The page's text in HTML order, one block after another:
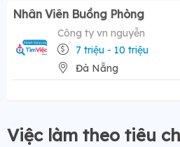
Nhân Viên Buồng Phòng
Công ty vn nguyễn
7 triệu - 10 triệu
Đà Nẵng
Việc làm theo tiêu